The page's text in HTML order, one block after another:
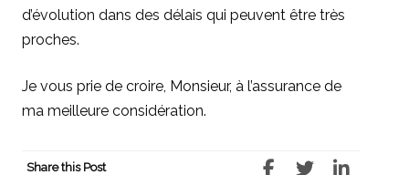
d’évolution dans des délais qui peuvent être très
proches.
Je vous prie de croire, Monsieur, à l’assurance de
ma meilleure considération.
Share this Post